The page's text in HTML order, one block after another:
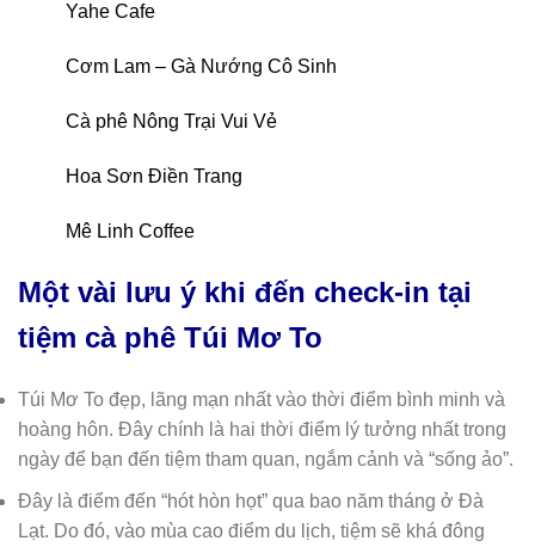
Yahe Cafe
Cơm Lam – Gà Nướng Cô Sinh
Cà phê Nông Trại Vui Vẻ
Hoa Sơn Điền Trang
Mê Linh Coffee
Một vài lưu ý khi đến check-in tại
tiệm cà phê Túi Mơ To
Túi Mơ To đẹp, lãng mạn nhất vào thời điểm bình minh và
hoàng hôn. Đây chính là hai thời điểm lý tưởng nhất trong
ngày để bạn đến tiệm tham quan, ngắm cảnh và “sống ảo”.
Đây là điểm đến “hót hòn họt” qua bao năm tháng ở Đà
Lạt. Do đó, vào mùa cao điểm du lịch, tiệm sẽ khá đông